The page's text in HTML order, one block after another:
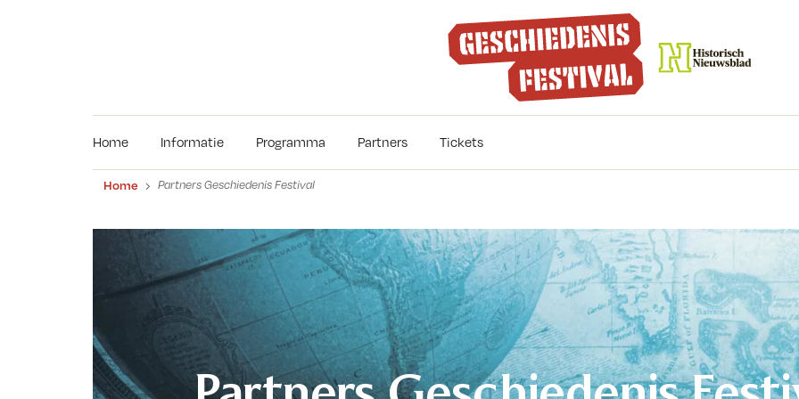
Home Informatie Programma Partners Tickets
Home Partners Geschiedenis Festival